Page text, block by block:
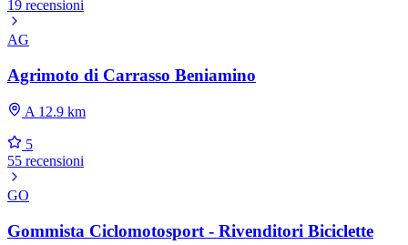
19 recensioni
AG
Agrimoto di Carrasso Beniamino
A 12.9 km
5
55 recensioni
GO
Gommista Ciclomotosport - Rivenditori Biciclette